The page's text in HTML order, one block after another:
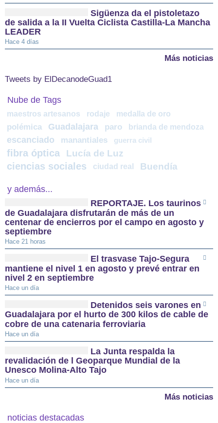
Sigüenza da el pistoletazo
de salida a la II Vuelta Ciclista Castilla-La Mancha
LEADER
Hace 4 días
Más noticias
Tweets by ElDecanodeGuad1
Nube de Tags
maestros artesanos rodaje medalla de oro
polémica Guadalajara paro brianda de mendoza
escanciado manantiales guerra civil
fibra óptica Lucía de Luz
ciencias sociales ciudad real Buendía
y además...
REPORTAJE. Los taurinos
de Guadalajara disfrutarán de más de un
centenar de encierros por el campo en agosto y
septiembre
Hace 21 horas
El trasvase Tajo-Segura
mantiene el nivel 1 en agosto y prevé entrar en
nivel 2 en septiembre
Hace un día
Detenidos seis varones en
Guadalajara por el hurto de 300 kilos de cable de
cobre de una catenaria ferroviaria
Hace un día
La Junta respalda la
revalidación de l Geoparque Mundial de la
Unesco Molina-Alto Tajo
Hace un día
Más noticias
noticias destacadas